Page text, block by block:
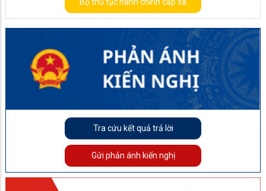
Bộ thủ tục hành chính cấp xã
Tra cứu kết quả trả lời
Gửi phản ánh kiến nghị